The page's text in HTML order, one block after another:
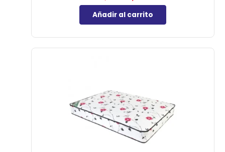
Añadir al carrito